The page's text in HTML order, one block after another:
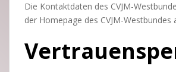
Die Kontaktdaten des CVJM-
der Homepage des CVJM-Westbundes